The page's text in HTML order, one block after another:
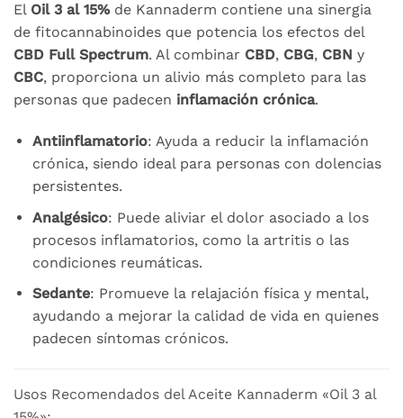
El Oil 3 al 15% de Kannaderm contiene una sinergia
de fitocannabinoides que potencia los efectos del
CBD Full Spectrum. Al combinar CBD, CBG, CBN y
CBC, proporciona un alivio más completo para las
personas que padecen inflamación crónica.
Antiinflamatorio: Ayuda a reducir la inflamación
crónica, siendo ideal para personas con dolencias
persistentes.
Analgésico: Puede aliviar el dolor asociado a los
procesos inflamatorios, como la artritis o las
condiciones reumáticas.
Sedante: Promueve la relajación física y mental,
ayudando a mejorar la calidad de vida en quienes
padecen síntomas crónicos.
Usos Recomendados del Aceite Kannaderm «Oil 3 al